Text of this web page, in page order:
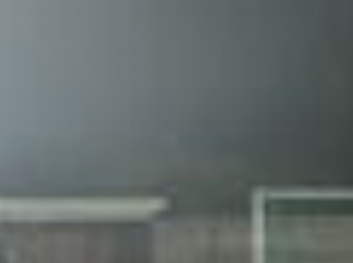
Kosteneinsparung durch intelligente und energieeffiziente
Beleuchtungstechnik
Bedarfsorientierte Beleuchtungssteuerung